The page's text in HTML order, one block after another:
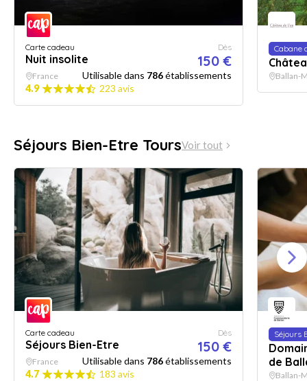
Carte cadeau
Nuit insolite
Dès
150 €
France Utilisable dans 786établissements
4.9
223 avis
Cabane
Ballan-
Séjours Bien-Etre ToursVoir tout
Carte cadeau
Séjours Bien-Etre
Dès
150 €
France Utilisable dans 786établissements
4.7
183 avis
Séjours
de
Ballan-